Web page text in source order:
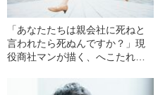
「あなたたちは親会社に死ねと
言われたら死ぬんですか？」現
役商社マンが描く、へこたれぬ3